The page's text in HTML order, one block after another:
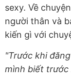
sexy. Về
người thân và
kiến gì với
"Trước khi
mình biết trước